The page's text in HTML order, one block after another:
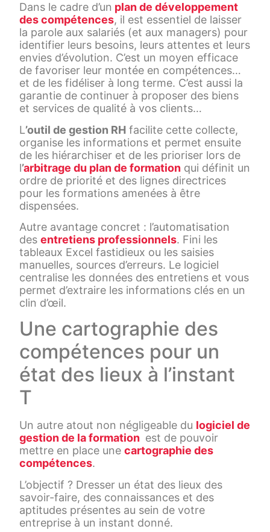
Dans le cadre d’un plan de développement
des compétences, il est essentiel de laisser
la parole aux salariés (et aux managers) pour
identifier leurs besoins, leurs attentes et leurs
envies d’évolution. C’est un moyen efficace
de favoriser leur montée en compétences…
et de les fidéliser à long terme. C’est aussi la
garantie de continuer à proposer des biens
et services de qualité à vos clients…
L’outil de gestion RH facilite cette collecte,
organise les informations et permet ensuite
de les hiérarchiser et de les prioriser lors de
l’arbitrage du plan de formation qui définit un
ordre de priorité et des lignes directrices
pour les formations amenées à être
dispensées.
Autre avantage concret : l’automatisation
desentretiens professionnels. Fini les
tableaux Excel fastidieux ou les saisies
manuelles, sources d’erreurs. Le logiciel
centralise les données des entretiens et vous
permet d’extraire les informations clés en un
clin d’œil.
Une cartographie des
compétences pour un
état des lieux à l’instant
T
Un autre atout non négligeable du logiciel de
gestion de la formation est de pouvoir
mettre en place unecartographie des
compétences.
L’objectif ? Dresser un état des lieux des
savoir-faire, des connaissances et des
aptitudes présentes au sein de votre
entreprise à un instant donné.